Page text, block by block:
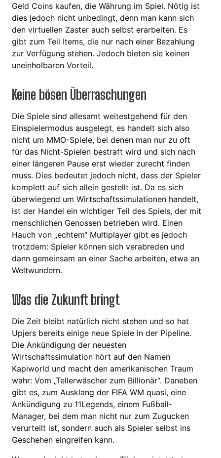
Geld Coins kaufen, die Währung im Spiel. Nötig ist
dies jedoch nicht unbedingt, denn man kann sich
den virtuellen Zaster auch selbst erarbeiten. Es
gibt zum Teil Items, die nur nach einer Bezahlung
zur Verfügung stehen. Jedoch bieten sie keinen
uneinholbaren Vorteil.
Keine bösen Überraschungen
Die Spiele sind allesamt weitestgehend für den
Einspielermodus ausgelegt, es handelt sich also
nicht um MMO-Spiele, bei denen man nur zu oft
für das Nicht-Spielen bestraft wird und sich nach
einer längeren Pause erst wieder zurecht finden
muss. Dies bedeutet jedoch nicht, dass der Spieler
komplett auf sich allein gestellt ist. Da es sich
überwiegend um Wirtschaftssimulationen handelt,
ist der Handel ein wichtiger Teil des Spiels, der mit
menschlichen Genossen betrieben wird. Einen
Hauch von „echtem“ Multiplayer gibt es jedoch
trotzdem: Spieler können sich verabreden und
dann gemeinsam an einer Sache arbeiten, etwa an
Weltwundern.
Was die Zukunft bringt
Die Zeit bleibt natürlich nicht stehen und so hat
Upjers bereits einige neue Spiele in der Pipeline.
Die Ankündigung der neuesten
Wirtschaftssimulation hört auf den Namen
Kapiworld und macht den amerikanischen Traum
wahr: Vom „Tellerwäscher zum Billionär“. Daneben
gibt es, zum Ausklang der FIFA WM quasi, eine
Ankündigung zu 11Legends, einem Fußball-
Manager, bei dem man nicht nur zum Zugucken
verurteilt ist, sondern auch als Spieler selbst ins
Geschehen eingreifen kann.